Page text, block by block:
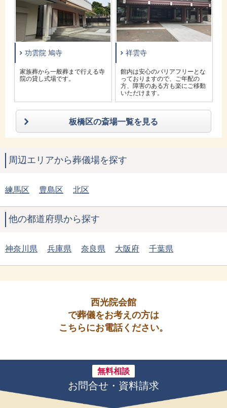
功雲院 鳩寺
家族葬から一般葬まで行える寺
院の貸し式場です。
祥雲寺
館内は安心のバリアフリーとな
っておりますので、ご年配の
方、障害のある方も楽にご移動
いただけます。
板橋区の斎場一覧を見る
周辺エリアから葬儀場を探す
練馬区 豊島区 北区
他の都道府県から探す
神奈川県 兵庫県 奈良県 大阪府 千葉県
西光院会館
で葬儀をお考えの方は
こちらにお電話ください。
無料相談
お問合せ・資料請求